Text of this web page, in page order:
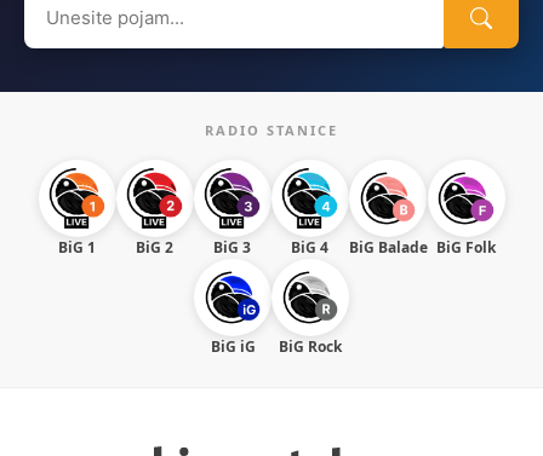
for:
RADIO STANICE
BiG 1 BiG 2 BiG 3 BiG 4 BiG Balade BiG Folk
BiG iG BiG Rock